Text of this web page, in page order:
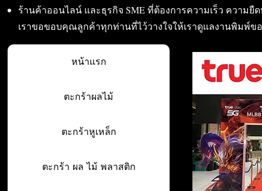
ร้านค้าออนไลน์ และธุรกิจ SME ที่ต้องการความเร็ว ความยื
เราขอขอบคุณลูกค้าทุกท่านที่ไว้วางใจให้เราดูแลงานพิมพ์ข
หน้าแรก
ตะกร้าผลไม้
ตะกร้าหูเหล็ก
ตะกร้า ผล ไม้ พลาสติก